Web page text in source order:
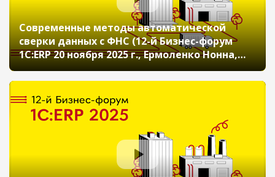
Современные методы автоматической
сверки данных с ФНС (12-й Бизнес-форум
1С:ERP 20 ноября 2025 г., Ермоленко Нонна,
«1С», Гилязов Руслан, АО «ИРЗ»)